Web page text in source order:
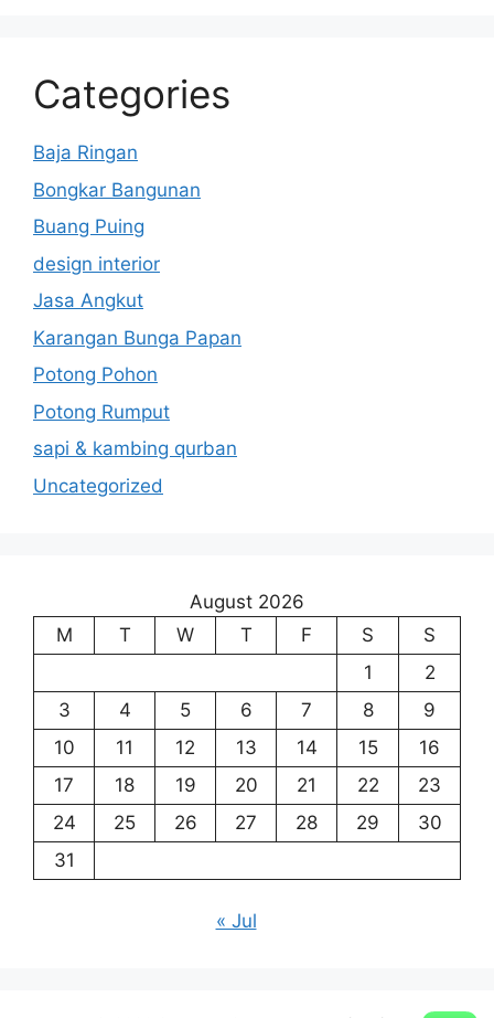
Categories
Baja Ringan
Bongkar Bangunan
Buang Puing
design interior
Jasa Angkut
Karangan Bunga Papan
Potong Pohon
Potong Rumput
sapi & kambing qurban
Uncategorized
August 2026
M
T W T F S
S
1
2
3
4 5 6 7 8
9
10
11 12 13 14 15
16
17
18 19 20 21 22
23
24
25 26 27 28 29
30
31
« Jul